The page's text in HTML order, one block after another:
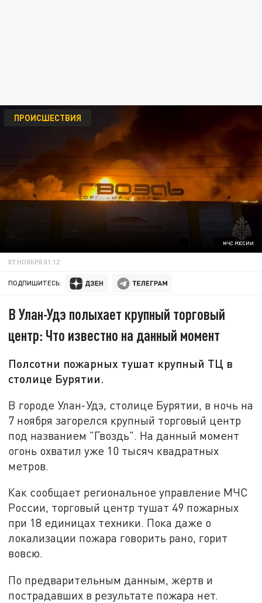
МЧС РОССИИ
ПРОИСШЕСТВИЯ
07 НОЯБРЯ 01:12
ПОДПИШИТЕСЬ:
В Улан-Удэ полыхает крупный торговый
центр: Что известно на данный момент
Полсотни пожарных тушат крупный ТЦ в
столице Бурятии.
В городе Улан-Удэ, столице Бурятии, в ночь на
7 ноября загорелся крупный торговый центр
под названием "Гвоздь". На данный момент
огонь охватил уже 10 тысяч квадратных
метров.
Как сообщает региональное управление МЧС
России, торговый центр тушат 49 пожарных
при 18 единицах техники. Пока даже о
локализации пожара говорить рано, горит
вовсю.
По предварительным данным, жертв и
пострадавших в результате пожара нет.